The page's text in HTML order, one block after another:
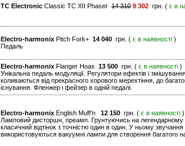
TC Electronic Classic TC XII Phaser 14 310 9 302 грн. ( є в
Electro-harmonix Pitch Fork+ 14 040 грн. ( є в наявності )
Педаль
Electro-harmonix Flanger Hoax 13 500 грн. ( є в наявності )
Унікальна педаль модуляції. Регулятори ефектів і
коливаються від прекрасного хорового мерехтіння, до
існування. Фленжер і фейзер в одній педалі.
Electro-harmonix English Muff’n 12 150 грн. ( є в наявності )
Ламповий дисторшн, преамп. Грунтуючись на легендарному
класичний відтінок з точністю один в один. У ньому
використовуються вакуумні лампи для створення багатого